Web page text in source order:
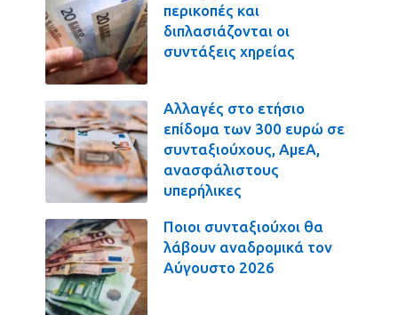
περικοπές και
διπλασιάζονται οι
συντάξεις χηρείας
Αλλαγές στο ετήσιο
επίδομα των 300 ευρώ σε
συνταξιούχους, ΑμεΑ,
ανασφάλιστους
υπερήλικες
Ποιοι συνταξιούχοι θα
λάβουν αναδρομικά τον
Αύγουστο 2026